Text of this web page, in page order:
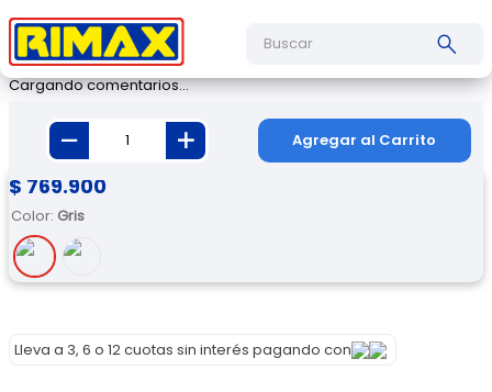
Cargando comentarios…
Armario Para Ropa BarúAgregar al Carrito
$ 769.900
Color: Gris
Lleva a 3, 6 o 12 cuotas sin interés pagando con